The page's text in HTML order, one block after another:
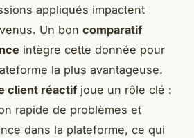
appliqués impactent
Un bon comparatif
intègre cette donnée pour
la plus avantageuse.
client réactifjoue un rôle clé :
rapide de problèmes et
dans la plateforme, ce qui